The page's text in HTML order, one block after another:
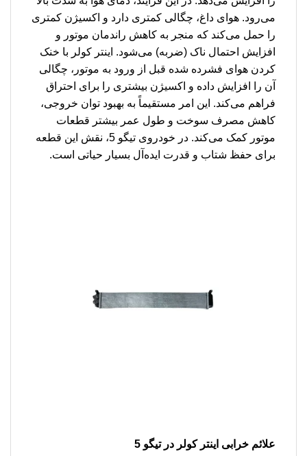
می‌رود. هوای داغ، چگالی کمتری دارد و اکسیژن کمتری
را حمل می‌کند که منجر به کاهش راندمان موتور و
افزایش احتمال ناک (ضربه) می‌شود. اینتر کولر با خنک
کردن هوای فشرده شده قبل از ورود به موتور، چگالی
آن را افزایش داده و اکسیژن بیشتری را برای احتراق
فراهم می‌کند. این امر مستقیماً به بهبود توان خروجی،
کاهش مصرف سوخت و طول عمر بیشتر قطعات
موتور کمک می‌کند. در خودروی تیگو 5، نقش این قطعه
برای حفظ شتاب و قدرت ایده‌آل بسیار حیاتی است.
علائم خرابی اینتر کولر در تیگو 5